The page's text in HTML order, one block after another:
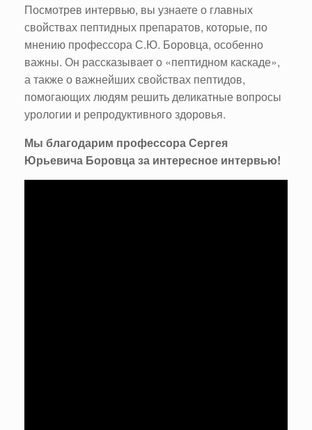
Посмотрев интервью, вы узнаете о главных
свойствах пептидных препаратов, которые, по
мнению профессора С.Ю. Боровца, особенно
важны. Он рассказывает о «пептидном каскаде»,
а также о важнейших свойствах пептидов,
помогающих людям решить деликатные вопросы
урологии и репродуктивного здоровья.
Мы благодарим профессора Сергея
Юрьевича Боровца за интересное интервью!